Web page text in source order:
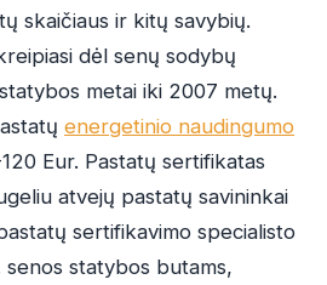
skaičiaus ir kitų savybių.
dėl senų sodybų
metai iki 2007 metų.
energetinio naudingumo
Eur. Pastatų sertifikatas
atvejų pastatų savininkai
sertifikavimo specialisto
statybos butams,